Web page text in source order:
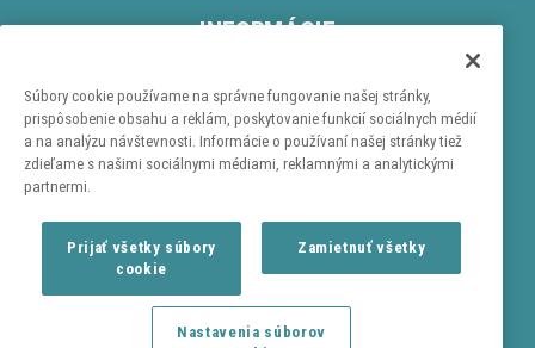
INFORMÁCIE
Doprava a dodacia lehota
Ochrana osobných údajov
Obchodné podmienky
Reklamačný poriadok
Reklamačný list
Súbory cookie používame na správne fungovanie našej stránky,
prispôsobenie obsahu a reklám, poskytovanie funkcií sociálnych médií
a na analýzu návštevnosti. Informácie o používaní našej stránky tiež
zdieľame s našimi sociálnymi médiami, reklamnými a analytickými
partnermi.
Prijať všetky súbory
cookie
Zamietnuť všetky
Nastavenia súborov